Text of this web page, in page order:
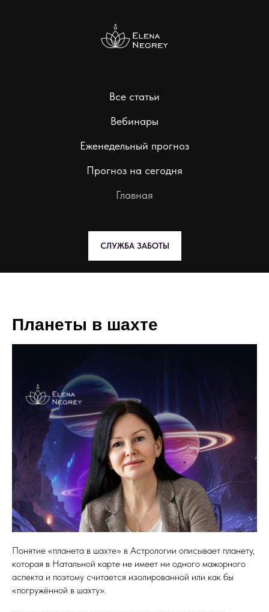
Все статьи
Вебинары
Еженедельный прогноз
Прогноз на сегодня
Главная
СЛУЖБА ЗАБОТЫ
Планеты в шахте
Понятие «планета в шахте» в Астрологии описывает планету,
которая в Натальной карте не имеет ни одного мажорного
аспекта и поэтому считается изолированной или как бы
«погружённой в шахту».